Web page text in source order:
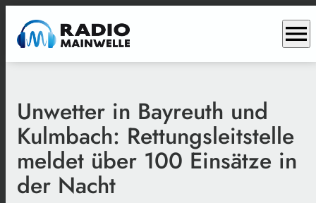
menu
Unwetter in Bayreuth und
Kulmbach: Rettungsleitstelle
meldet über 100 Einsätze in
der Nacht